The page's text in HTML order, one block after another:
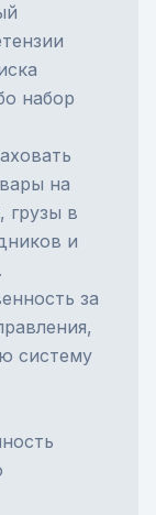
набор
на
грузы в
и
за
систему